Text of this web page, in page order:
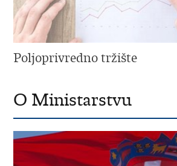
Poljoprivredno tržište
O Ministarstvu